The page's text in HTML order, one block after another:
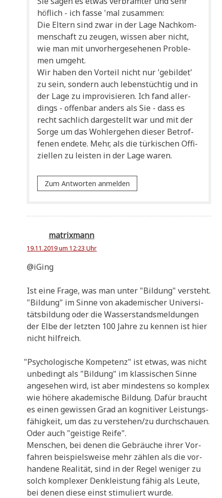
höf­lich - ich fas­se 'mal zusammen:
Die Eltern sind zwar in der Lage Nach­kom­
men­schaft zu zeu­gen, wis­sen aber nicht,
wie man mit unvor­her­ge­se­he­nen Pro­ble­
men umgeht.
Wir haben den Vor­teil nicht nur 'gebil­det'
zu sein, son­dern auch lebens­tüch­tig und in
der Lage zu impro­vi­sie­ren. Ich fand aller­
dings - offen­bar anders als Sie - dass es
recht sach­lich dar­ge­stellt war und mit der
Sor­ge um das Wohl­erge­hen die­ser Betrof­
fe­nen ende­te. Mehr, als die tür­ki­schen Offi­
zi­el­len zu lei­sten in der Lage waren.
Zum Antworten anmelden
matrixmann
19.11.2019 um 12:23 Uhr
@iGing
Ist eine Fra­ge, was man unter "Bil­dung" versteht.
"Bil­dung" im Sin­ne von aka­de­mi­scher Uni­ver­si­
täts­bil­dung oder die Was­ser­stands­mel­dun­gen
der Elbe der letz­ten 100 Jah­re zu ken­nen ist hier
nicht hilfreich.
"Psy­cho­lo­gi­sche Kom­pe­tenz" ist etwas, was nicht
unbe­dingt als "Bil­dung" im klas­si­schen Sin­ne
ange­se­hen wird, ist aber min­de­stens so kom­plex
wie höhe­re aka­de­mi­sche Bil­dung. Dafür braucht
es einen gewis­sen Grad an kogni­ti­ver Lei­stungs­
fä­hig­keit, um das zu verstehen/zu durch­schau­en.
Oder auch "gei­sti­ge Reife".
Men­schen, bei denen die Gebräu­che ihrer Vor­
fah­ren bei­spiels­wei­se mehr zäh­len als die vor­
han­de­ne Rea­li­tät, sind in der Regel weni­ger zu
solch kom­ple­xer Denk­lei­stung fähig als Leu­te,
bei denen die­se einst sti­mu­liert wurde.